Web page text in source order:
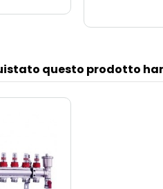
questo prodotto